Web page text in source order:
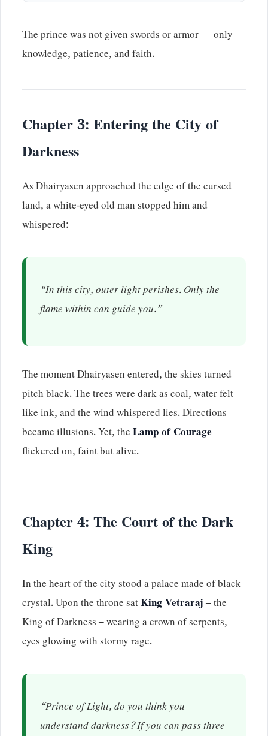
The prince was not given swords or armor — only
knowledge, patience, and faith.
Chapter 3: Entering the City of
Darkness
As Dhairyasen approached the edge of the cursed
land, a white-eyed old man stopped him and
whispered:
“In this city, outer light perishes. Only the
flame within can guide you.”
The moment Dhairyasen entered, the skies turned
pitch black. The trees were dark as coal, water felt
like ink, and the wind whispered lies. Directions
became illusions. Yet, theLamp of Courage
flickered on, faint but alive.
Chapter 4: The Court of the Dark
King
In the heart of the city stood a palace made of black
crystal. Upon the throne satKing Vetraraj– the
King of Darkness – wearing a crown of serpents,
eyes glowing with stormy rage.
“Prince of Light, do you think you
understand darkness? If you can pass three